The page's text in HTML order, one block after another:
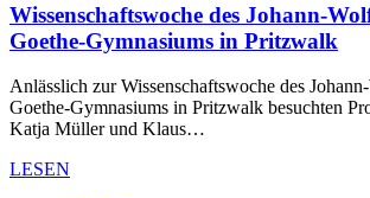
Wissenschaftswoche des Johann-
Goethe-Gymnasiums in Pritzwalk
​​​​​Anlässlich zur Wissenschaftswoche des
Goethe-Gymnasiums in Pritzwalk besuchten
Katja Müller und Klaus…
LESEN